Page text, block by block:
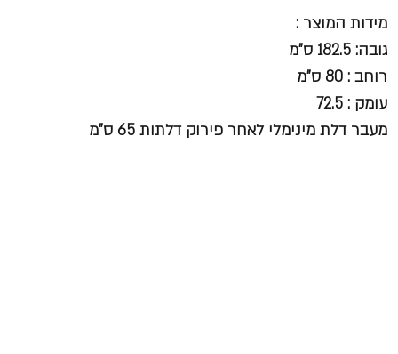
מידות המוצר :
גובה: 182.5 ס"מ
רוחב : 80 ס"מ
עומק : 72.5
מעבר דלת מינימלי לאחר פירוק דלתות 65 ס"מ